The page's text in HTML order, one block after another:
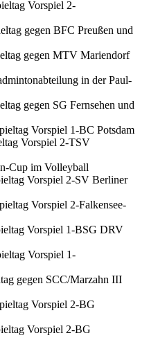
Vorspiel 2-
gegen BFC Preußen und
gegen MTV Mariendorf
in der Paul-
gegen SG Fernsehen und
Vorspiel 1-BC Potsdam
2-TSV
Cup im Volleyball
Vorspiel 2-SV Berliner
Vorspiel 2-Falkensee-
Vorspiel 1-BSG DRV
Vorspiel 1-
gegen SCC/Marzahn III
Vorspiel 2-BG
Vorspiel 2-BG